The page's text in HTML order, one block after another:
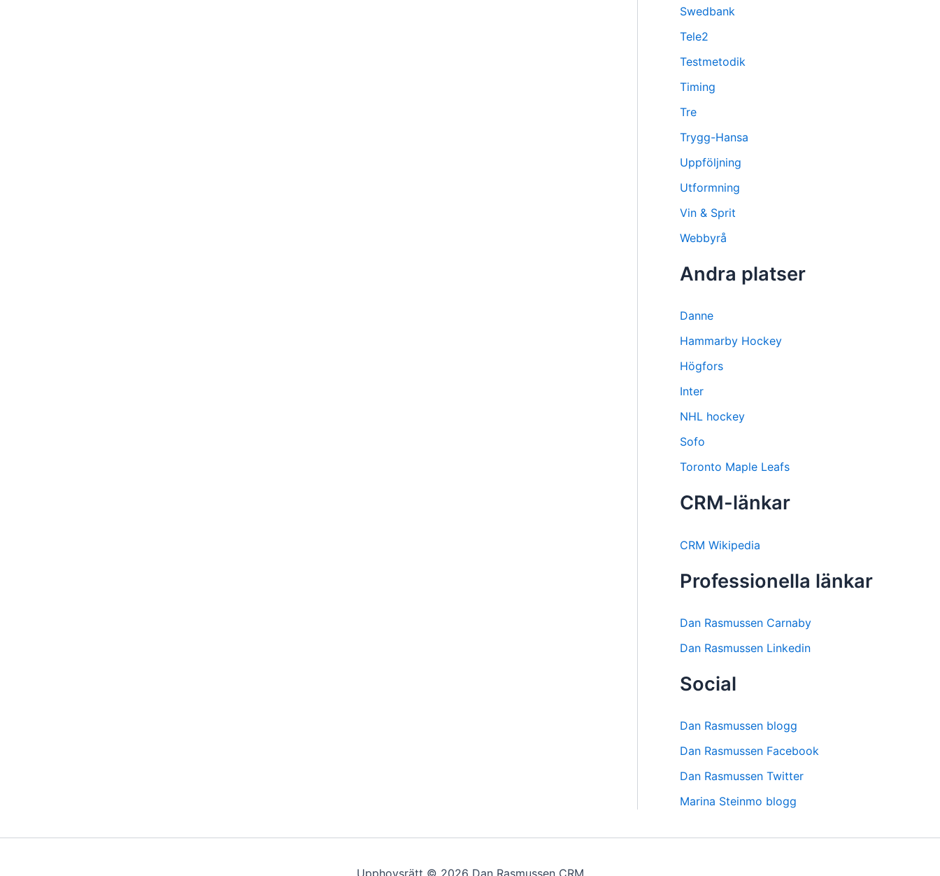
Swedbank
Tele2
Testmetodik
Timing
Tre
Trygg-Hansa
Uppföljning
Utformning
Vin & Sprit
Webbyrå
Andra platser
Danne
Hammarby Hockey
Högfors
Inter
NHL hockey
Sofo
Toronto Maple Leafs
CRM-länkar
CRM Wikipedia
Professionella länkar
Dan Rasmussen Carnaby
Dan Rasmussen Linkedin
Social
Dan Rasmussen blogg
Dan Rasmussen Facebook
Dan Rasmussen Twitter
Marina Steinmo blogg
Upphovsrätt © 2026 Dan Rasmussen CRM